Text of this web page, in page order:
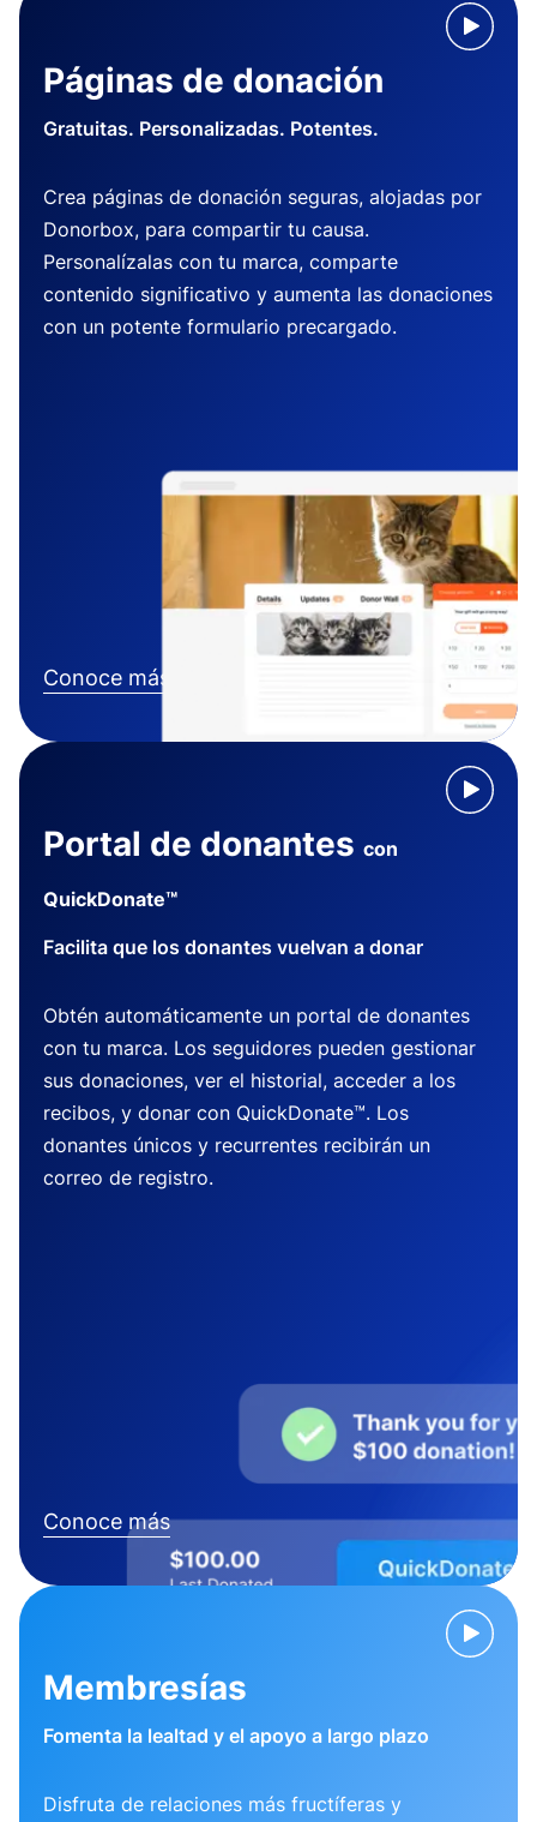
Páginas de donación
Gratuitas. Personalizadas. Potentes.
Crea páginas de donación seguras, alojadas por
Donorbox, para compartir tu causa.
Personalízalas con tu marca, comparte
contenido significativo y aumenta las donaciones
con un potente formulario precargado.
Conoce más
Portal de donantes con
QuickDonate™
Facilita que los donantes vuelvan a donar
Obtén automáticamente un portal de donantes
con tu marca. Los seguidores pueden gestionar
sus donaciones, ver el historial, acceder a los
recibos, y donar con QuickDonate™. Los
donantes únicos y recurrentes recibirán un
correo de registro.
Conoce más
Membresías
Fomenta la lealtad y el apoyo a largo plazo
Disfruta de relaciones más fructíferas y